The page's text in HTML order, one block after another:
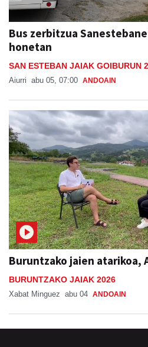
Bus zerbitzua
honetan
SAN ESTEBAN JAIAK GOIBURUN
Aiurri abu 05, 07:00 ANDOAIN
Buruntzako jaien atarikoa,
BURUNTZAKO JAIAK 2026
Xabat Minguez abu 04 ANDOAIN